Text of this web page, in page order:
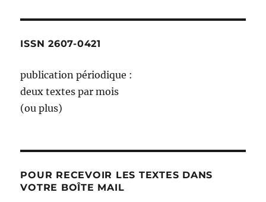
ISSN 2607-0421
publication périodique :
deux textes par mois
(ou plus)
POUR RECEVOIR LES TEXTES DANS
VOTRE BOÎTE MAIL